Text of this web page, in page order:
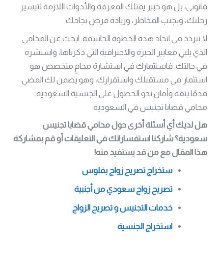
قانوني، بل هو خبير يمتلك المعرفة والأدوات اللازمة لتيسير
رحلتك، وتجنب المخاطر، وزيادة فرص نجاحك.
لا تتردد في اتخاذ هذه الخطوة الحاسمة. ابحث عن المحامي
الذي يلبي معايير الخبرة والاحترافية التي ذكرناها، واستشره
في حالتك. فاستثمارك في استشارة محامٍ متخصص هو
استثمار في مستقبلك واستقرارك، وهو يضمن لك المضي
قدمًا بثقة وأمان نحو الحصول على الجنسية السعودية.
محامي قضايا تجنيس في السعودية
هل لديك أي أسئلة أخرى حول محامي قضايا تجنيس
سعودية؟ شاركنا استفساراتك في التعليقات أو قم بمشاركة
هذا المقال مع من قد يستفيد منه!
ستخراج تصريح زواج بفلوس
تصريح زواج سعودي من أجنبية
خدمات التجنيس و تصريح الزواج
استخراج الجنسية